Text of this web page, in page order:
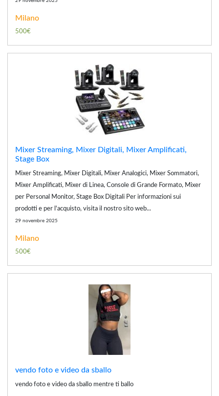
Milano
500€
Mixer Streaming, Mixer Digitali, Mixer Amplificati,
Stage Box
Mixer Streaming, Mixer Digitali, Mixer Analogici, Mixer Sommatori,
Mixer Amplificati, Mixer di Linea, Console di Grande Formato, Mixer
per Personal Monitor, Stage Box Digitali Per informazioni sui
prodotti e per l'acquisto, visita il nostro sito web...
29 novembre 2025
Milano
500€
vendo foto e video da sballo
vendo foto e video da sballo mentre ti ballo